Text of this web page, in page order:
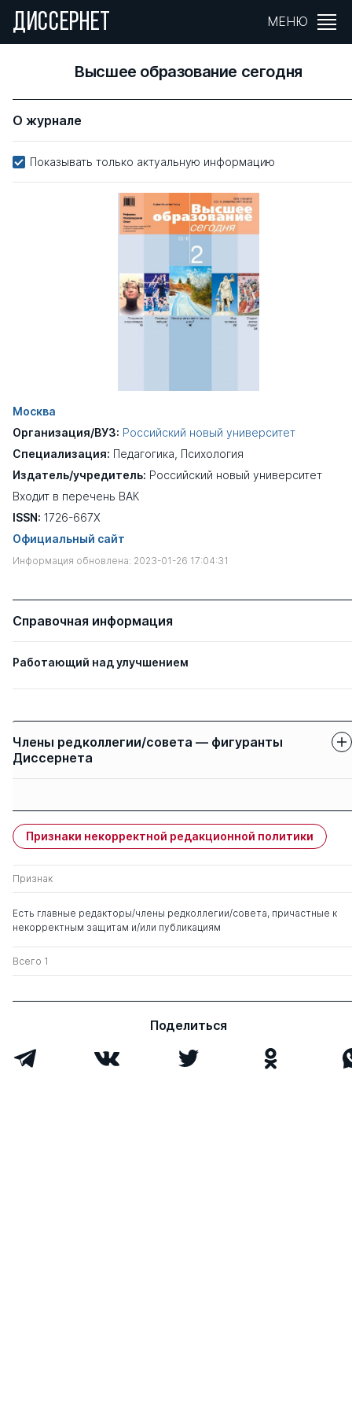
ДИССЕРНЕТ МЕНЮ
Высшее образование сегодня
О журнале
Показывать только актуальную информацию
Москва
Организация/ВУЗ: Российский новый университет
Специализация: Педагогика Психология
Издатель/учредитель: Российский новый университет
Входит в перечень ВАК
ISSN: 1726-667X
Официальный сайт
Информация обновлена: 2023-01-26 17:04:31
Справочная информация
Работающий над улучшением
Члены редколлегии/совета — фигуранты
Диссернета
Подымова Людмила
Степановна
д. пед.н. 0 1
Александрович
Демин Виктор
Михайлович
к. э.н.
Признаки некорректной редакционной политики
Признак
Есть главные редакторы/члены редколлегии/совета, причастные к
некорректным защитам и/или публикациям
Всего 1
Поделиться